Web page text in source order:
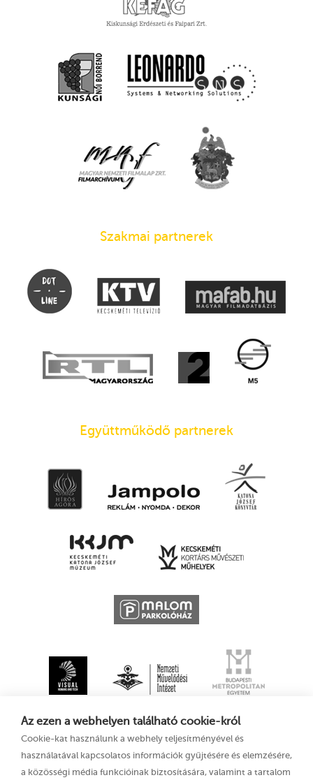
Az ezen a webhelyen található cookie-król
Cookie-kat használunk a webhely teljesítményével és
használatával kapcsolatos információk gyűjtésére és elemzésére,
a közösségi média funkcióinak biztosítására, valamint a tartalom
Szakmai partnerek
Együttműködő partnerek